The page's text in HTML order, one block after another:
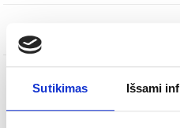
Sutikimas Išsami
APRAŠYMAS